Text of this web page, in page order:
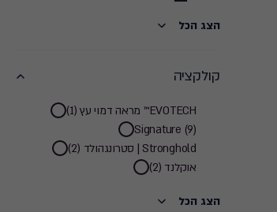
הצג הכל
קולקציה
קולקציה
filter
EVOTECH™ מראה דמוי עץ (1)
Signature (9)
Stronghold | סטרונגהולד (2)
אוקלנד (2)
הצג הכל